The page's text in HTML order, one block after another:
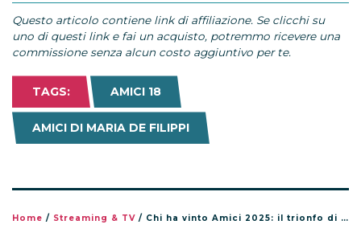
Questo articolo contiene link di affiliazione. Se clicchi su
uno di questi link e fai un acquisto, potremmo ricevere una
commissione senza alcun costo aggiuntivo per te.
TAGS: AMICI 18
AMICI DI MARIA DE FILIPPI
Home / Streaming & TV / Chi ha vinto Amici 2025: il trionfo di Daniele Doria nella finale del talent show